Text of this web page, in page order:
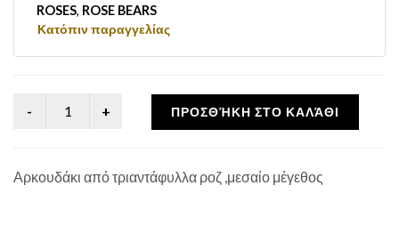
ROSES, ROSE BEARS
Κατόπιν παραγγελίας
ΠΡΟΣΘΉΚΗ ΣΤΟ ΚΑΛΆΘΙ
Αρκουδάκι από τριαντάφυλλα ροζ ,μεσαίο μέγεθος